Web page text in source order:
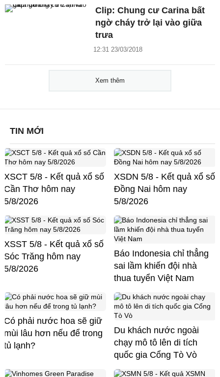
Clip: Chung cư Carina bất
ngờ cháy trở lại vào giữa
trưa
12:31 23/03/2018
Xem thêm
TIN MỚI
XSCT 5/8 - Kết quả xổ số
Cần Thơ hôm nay
5/8/2026
XSDN 5/8 - Kết quả xổ số
Đồng Nai hôm nay
5/8/2026
XSST 5/8 - Kết quả xổ số
Sóc Trăng hôm nay
5/8/2026
Báo Indonesia chỉ thẳng
sai lầm khiến đội nhà
thua tuyển Việt Nam
Có phải nước hoa sẽ giữ
mùi lâu hơn nếu để trong
tủ lạnh?
Du khách nước ngoài
chạy mô tô lên di tích
quốc gia Cổng Tò Vò